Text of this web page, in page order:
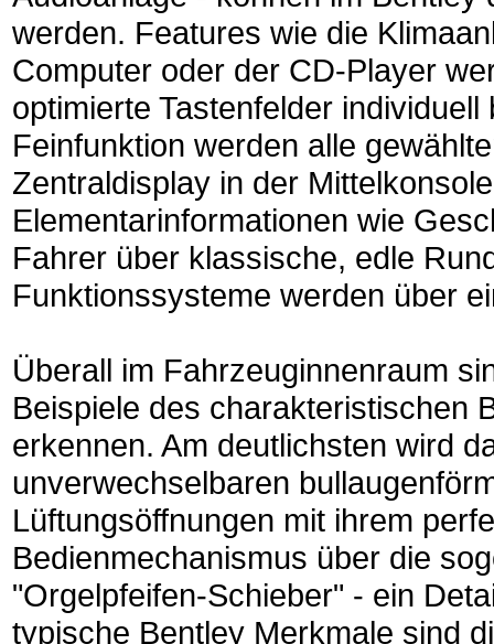
werden. Features wie die
Computer oder der CD-Player
optimierte Tastenfelder
Feinfunktion werden alle
Zentraldisplay in der
Elementarinformationen wie
Fahrer über klassische, edle
Funktionssysteme werden über
Überall im Fahrzeuginnenraum
Beispiele des charakteristischen
erkennen. Am deutlichsten wird
unverwechselbaren
Lüftungsöffnungen mit ihrem
Bedienmechanismus über die
"Orgelpfeifen-Schieber" - ein
typische Bentley Merkmale sind